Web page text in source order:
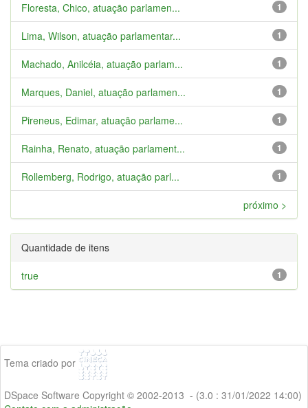
1
Floresta, Chico, atuação parlamen...
1
Lima, Wilson, atuação parlamentar...
1
Machado, Anilcéia, atuação parlam...
1
Marques, Daniel, atuação parlamen...
1
Pireneus, Edimar, atuação parlame...
1
Rainha, Renato, atuação parlament...
1
Rollemberg, Rodrigo, atuação parl...
próximo >
Quantidade de itens
1
true
Tema criado por
DSpace Software Copyright © 2002-2013 - (3.0 : 31/01/2022 14:00)